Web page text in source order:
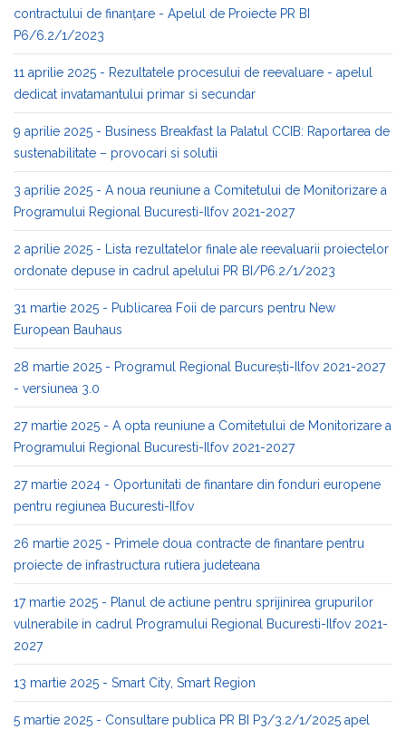
contractului de finanțare - Apelul de Proiecte PR BI
P6/6.2/1/2023
11 aprilie 2025 - Rezultatele procesului de reevaluare - apelul
dedicat invatamantului primar si secundar
9 aprilie 2025 - Business Breakfast la Palatul CCIB: Raportarea de
sustenabilitate – provocari si solutii
3 aprilie 2025 - A noua reuniune a Comitetului de Monitorizare a
Programului Regional Bucuresti-Ilfov 2021-2027
2 aprilie 2025 - Lista rezultatelor finale ale reevaluarii proiectelor
ordonate depuse in cadrul apelului PR BI/P6.2/1/2023
31 martie 2025 - Publicarea Foii de parcurs pentru New
European Bauhaus
28 martie 2025 - Programul Regional București-Ilfov 2021-2027
- versiunea 3.0
27 martie 2025 - A opta reuniune a Comitetului de Monitorizare a
Programului Regional Bucuresti-Ilfov 2021-2027
27 martie 2024 - Oportunitati de finantare din fonduri europene
pentru regiunea Bucuresti-Ilfov
26 martie 2025 - Primele doua contracte de finantare pentru
proiecte de infrastructura rutiera judeteana
17 martie 2025 - Planul de actiune pentru sprijinirea grupurilor
vulnerabile in cadrul Programului Regional Bucuresti-Ilfov 2021-
2027
13 martie 2025 - Smart City, Smart Region
5 martie 2025 - Consultare publica PR BI P3/3.2/1/2025 apel